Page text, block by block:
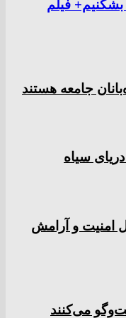
بشکنیم+ فیلم
جامعه هستند
سیاه
امنیت و آرامش
می‌کنند